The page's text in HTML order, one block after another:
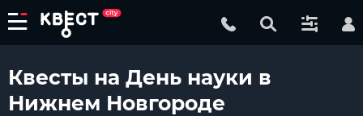
Квесты на День науки в
Нижнем Новгороде